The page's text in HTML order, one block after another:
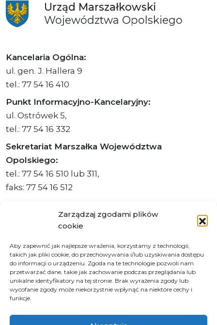
Zarządzaj zgodami plików
cookie
Aby zapewnić jak najlepsze wrażenia, korzystamy z technologii,
takich jak pliki cookie, do przechowywania i/lub uzyskiwania dostępu
do informacji o urządzeniu. Zgoda na te technologie pozwoli nam
przetwarzać dane, takie jak zachowanie podczas przeglądania lub
unikalne identyfikatory na tej stronie. Brak wyrażenia zgody lub
wycofanie zgody może niekorzystnie wpłynąć na niektóre cechy i
funkcje.
Urząd Marszałkowski
Województwa Opolskiego
Kancelaria Ogólna:
ul. gen. J. Hallera 9
tel.: 77 54 16 410
Punkt Informacyjno-Kancelaryjny:
ul. Ostrówek 5,
tel.: 77 54 16 332
Sekretariat Marszałka Województwa
Opolskiego:
tel.: 77 54 16 510 lub 311,
faks: 77 54 16 512
Adres do e-Doręczeń
Urzędu: AE:PL-66703-73759-IGTUV-14
Polityka prywatności
Klauzula informacyjna RODO